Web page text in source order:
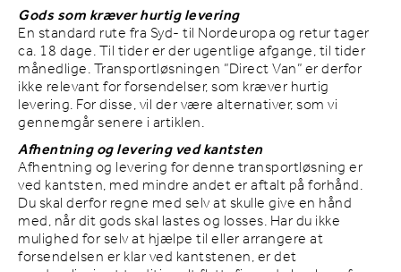
Gods som kræver hurtig levering
En standard rute fra Syd- til Nordeuropa og retur tager
ca. 18 dage. Til tider er der ugentlige afgange, til tider
månedlige. Transportløsningen ”Direct Van” er derfor
ikke relevant for forsendelser, som kræver hurtig
levering. For disse, vil der være alternativer, som vi
gennemgår senere i artiklen.
Afhentning og levering ved kantsten
Afhentning og levering for denne transportløsning er
ved kantsten, med mindre andet er aftalt på forhånd.
Du skal derfor regne med selv at skulle give en hånd
med, når dit gods skal lastes og losses. Har du ikke
mulighed for selv at hjælpe til eller arrangere at
forsendelsen er klar ved kantstenen, er det